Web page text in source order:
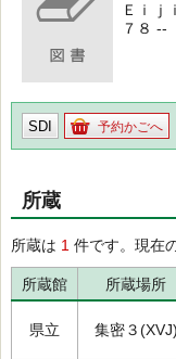
Ｅｉ
７８ --
SDI 予約かごへ
所蔵
所蔵は 1 件です。現在
所蔵館 所蔵場所
県立 集密３(XVJ)